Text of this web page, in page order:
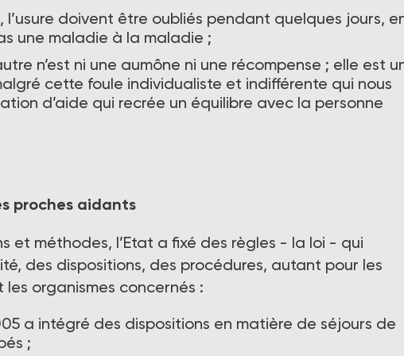
doivent être oubliés pendant quelques jours,
une maladie à la maladie ;
n’est ni une aumône ni une récompense ; elle est
cette foule individualiste et indifférente qui nous
d’aide qui recrée un équilibre avec la personne
proches aidants
et méthodes, l’Etat a fixé des règles - la loi - qui
des dispositions, des procédures, autant pour les
organismes concernés :
a intégré des dispositions en matière de séjours de
;